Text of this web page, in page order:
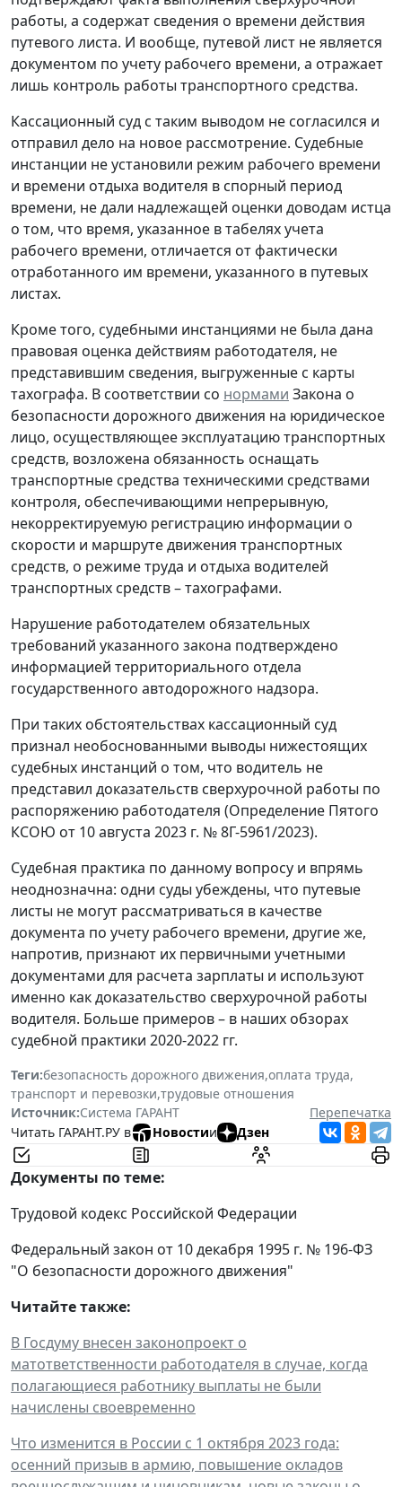
работы, а содержат сведения о времени действия
путевого листа. И вообще, путевой лист не является
документом по учету рабочего времени, а отражает
лишь контроль работы транспортного средства.
Кассационный суд с таким выводом не согласился и
отправил дело на новое рассмотрение. Судебные
инстанции не установили режим рабочего времени
и времени отдыха водителя в спорный период
времени, не дали надлежащей оценки доводам истца
о том, что время, указанное в табелях учета
рабочего времени, отличается от фактически
отработанного им времени, указанного в путевых
листах.
Кроме того, судебными инстанциями не была дана
правовая оценка действиям работодателя, не
представившим сведения, выгруженные с карты
тахографа. В соответствии со нормами Закона о
безопасности дорожного движения на юридическое
лицо, осуществляющее эксплуатацию транспортных
средств, возложена обязанность оснащать
транспортные средства техническими средствами
контроля, обеспечивающими непрерывную,
некорректируемую регистрацию информации о
скорости и маршруте движения транспортных
средств, о режиме труда и отдыха водителей
транспортных средств – тахографами.
Нарушение работодателем обязательных
требований указанного закона подтверждено
информацией территориального отдела
государственного автодорожного надзора.
При таких обстоятельствах кассационный суд
признал необоснованными выводы нижестоящих
судебных инстанций о том, что водитель не
представил доказательств сверхурочной работы по
распоряжению работодателя (Определение Пятого
КСОЮ от 10 августа 2023 г. № 8Г-5961/2023).
Судебная практика по данному вопросу и впрямь
неоднозначна: одни суды убеждены, что путевые
листы не могут рассматриваться в качестве
документа по учету рабочего времени, другие же,
напротив, признают их первичными учетными
документами для расчета зарплаты и используют
именно как доказательство сверхурочной работы
водителя. Больше примеров – в наших обзорах
судебной практики 2020-2022 гг.
Теги:безопасность дорожного движения,оплата труда,
транспорт и перевозки,трудовые отношения
Источник:Система ГАРАНТ
Перепечатка
Читать ГАРАНТ.РУ в
Новостии Дзен
Документы по теме:
Трудовой кодекс Российской Федерации
Федеральный закон от 10 декабря 1995 г. № 196-ФЗ
"О безопасности дорожного движения"
Читайте также:
В Госдуму внесен законопроект о
матответственности работодателя в случае, когда
полагающиеся работнику выплаты не были
начислены своевременно
Что изменится в России с 1 октября 2023 года:
осенний призыв в армию, повышение окладов